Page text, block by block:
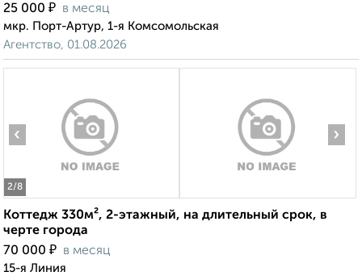
25 000 ₽ в месяц
мкр. Порт-Артур, 1-я Комсомольская
Агентство, 01.08.2026
2/8
‹ ›
Коттедж 330м², 2-этажный, на длительный срок, в
черте города
70 000 ₽ в месяц
15-я Линия